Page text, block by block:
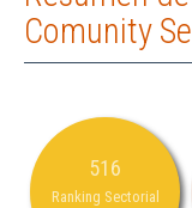
Comunity
516
Ranking Sectorial